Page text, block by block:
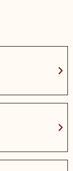
chevron_right
chevron_right